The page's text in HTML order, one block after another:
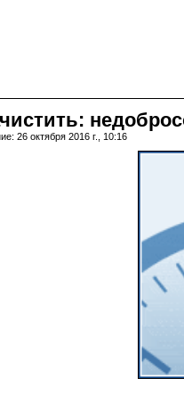
26 октября 2016 г., 10:16